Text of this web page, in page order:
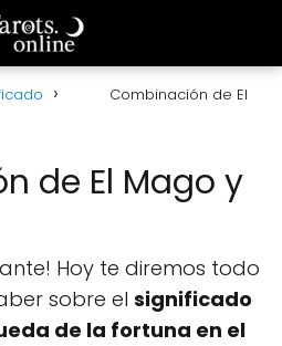
Combinación de El
de El Mago y
Hoy te diremos todo
sobre el significado
de la fortuna en el